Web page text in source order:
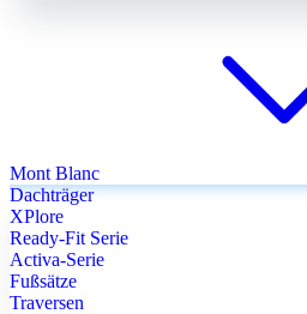
Mont Blanc
Dachträger
XPlore
Ready-Fit Serie
Activa-Serie
Fußsätze
Traversen